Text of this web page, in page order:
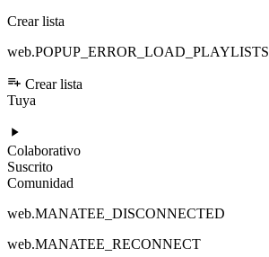
Crear lista
web.POPUP_ERROR_LOAD_PLAYLISTS
Crear lista
Tuya
Colaborativo
Suscrito
Comunidad
web.MANATEE_DISCONNECTED
web.MANATEE_RECONNECT